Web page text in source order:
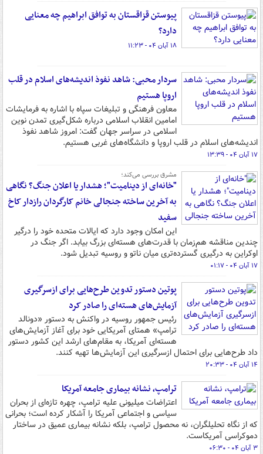
پیوستن قزاقستان به توافق ابراهیم چه معنایی
دارد؟
۱۸ آبان ۰۴ - ۱۱:۲۳
سردار محبی: شاهد نفوذ اندیشه‌های اسلام در قلب
اروپا هستیم
معاون فرهنگی و تبلیغات سپاه با اشاره به فرمایشات
امامین انقلاب اسلامی درباره شکل‌گیری تمدن نوین
اسلامی در سراسر جهان گفت: امروز شاهد نفوذ
اندیشه‌های اسلام در قلب اروپا و دانشگاه‌های غربی هستیم.
۱۷ آبان ۰۴ - ۱۳:۳۹
مشرق بررسی می‌کند؛
"خانه‌ای از دینامیت"؛ هشدار یا اعلان جنگ؟ نگاهی
به آخرین ساخته جنجالی خانم کارگردان رازدار کاخ
سفید
این امکان وجود دارد که ایالات متحده خود را درگیر
چندین مناقشه هم‌زمان با قدرت‌های هسته‌ای بزرگ بیابد. اگر جنگ در
اوکراین به درگیری گسترده‌تری میان ناتو و روسیه تبدیل شود.
۱۷ آبان ۰۴ - ۰۱:۱۷
پوتین دستور تدوین طرح‌هایی برای ازسرگیری
آزمایش‌های هسته‌ای را صادر کرد
رئیس جمهور روسیه در واکنش به دستور «دونالد
ترامپ» همتای آمریکایی خود برای آغاز آزمایش‌های
هسته‌ای آمریکا، به مقام‌های ارشد این کشور دستور
داد طرح‌هایی برای احتمال ازسرگیری این آزمایش‌ها تهیه کنند.
۱۴ آبان ۰۴ - ۲۰:۳۳
ترامپ، نشانه بیماری جامعه آمریکا
اعتراضات میلیونی علیه ترامپ، چهره تازه‌ای از بحران
سیاسی و اجتماعی آمریکا را آشکار کرده است؛ بحرانی
که از نگاه تحلیلگران، نه محصول ترامپ، بلکه نشانه بیماری عمیق در ساختار
دموکراسی آمریکاست.
۳ آبان ۰۴ - ۰۶:۳۰